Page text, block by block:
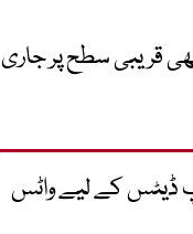
قریبی سطح پر جاری
ڈیٹس کے لیے واٹس